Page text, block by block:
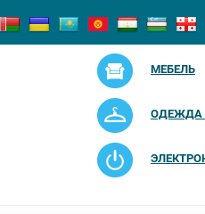
МЕБЕЛЬ
ОДЕЖДА